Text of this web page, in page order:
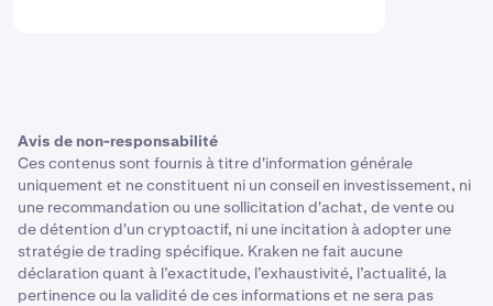
Avis de non-responsabilité
Ces contenus sont fournis à titre d'information générale
uniquement et ne constituent ni un conseil en investissement, ni
une recommandation ou une sollicitation d'achat, de vente ou
de détention d'un cryptoactif, ni une incitation à adopter une
stratégie de trading spécifique. Kraken ne fait aucune
déclaration quant à l’exactitude, l’exhaustivité, l’actualité, la
pertinence ou la validité de ces informations et ne sera pas